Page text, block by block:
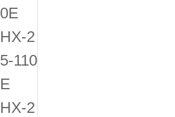
0E
HX-2
5-110
E
HX-2